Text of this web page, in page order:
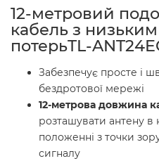
12-метровий
кабель з
потерьTL-
Забезпечує просте і
бездротової мережі
12-метрова довжина
розташувати антену
положенні з точки
сигналу